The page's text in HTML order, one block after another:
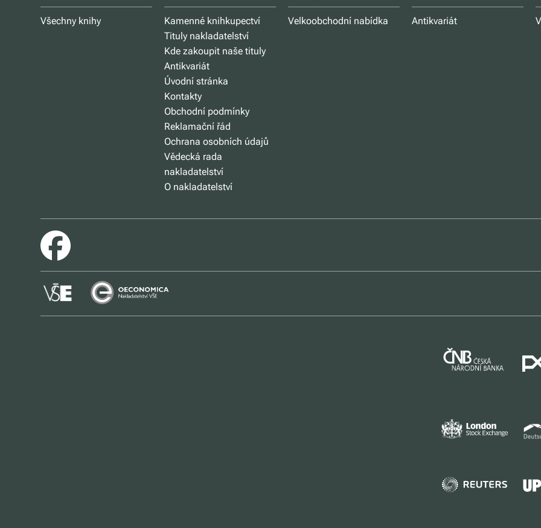
Všechny knihy
Kamenné knihkupectví
Tituly nakladatelství
Kde zakoupit naše tituly
Antikvariát
Úvodní stránka
Kontakty
Obchodní podmínky
Reklamační řád
Ochrana osobních údajů
Vědecká rada
nakladatelství
O nakladatelství
Velkoobchodní nabídka Antikvariát